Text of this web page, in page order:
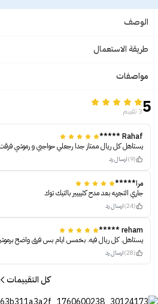
الوصف
طريقة الاستعمال
مواصفات
53 تقييم
Rahaf *****
يستاهل كل ريال ممتاز جدا رجعلي حواجبي و رموشي
(9) ارسال رد
مرا*****
جاري التجربه بعد مدح كثيييير بالتيك توك
(24) ارسال رد
reham *****
يستاهل. كل ريال فيه. بخمس ايام بس فرق واضح
(28) ارسال رد
كل التقييمات